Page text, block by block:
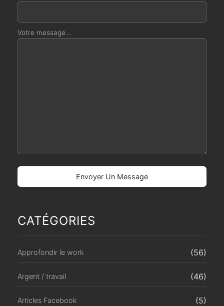
Votre message...
CATÉGORIES
Approfondir le work (56)
Argent / travail (46)
Articles Facebook (5)